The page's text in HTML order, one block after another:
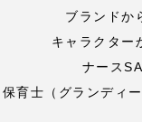
ブランドか
キャラクター
ナース
保育士（グランディ